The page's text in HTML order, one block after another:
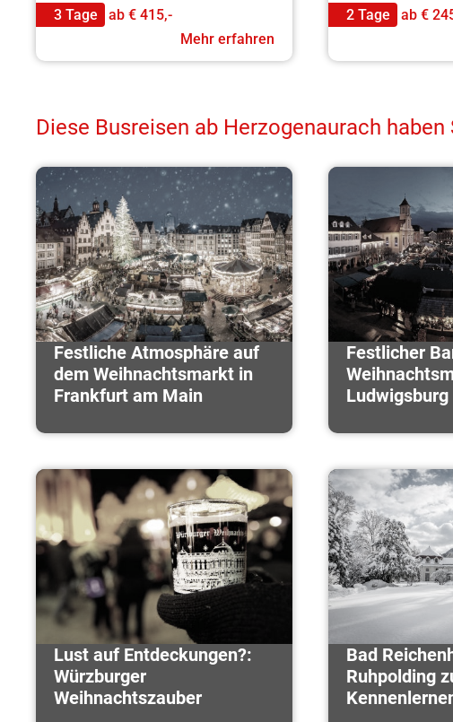
3 Tage
ab € 415,-
Mehr erfahren
2 Tage
ab €
Diese Busreisen ab Herzogenaurach
Festliche Atmosphäre auf
dem Weihnachtsmarkt in
Frankfurt am Main
Festlicher
Ludwigsburg
Lust auf Entdeckungen?:
Würzburger
Weihnachtszauber
Bad
Ruhpolding